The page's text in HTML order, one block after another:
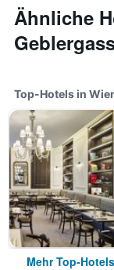
Ähnliche
Top-Hotels in
Mehr Top-